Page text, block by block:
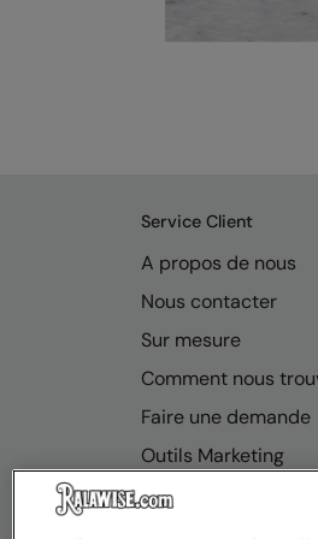
Service Client
A propos de nous
Nous contacter
Sur mesure
Comment nous
Faire une demande
Outils Marketing
FAQ